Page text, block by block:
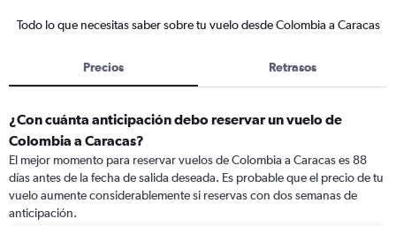
Todo lo que necesitas saber sobre tu vuelo desde Colombia a Caracas
Precios Retrasos
¿Con cuánta anticipación debo reservar un vuelo de
Colombia a Caracas?
El mejor momento para reservar vuelos de Colombia a Caracas es 88
días antes de la fecha de salida deseada. Es probable que el precio de tu
vuelo aumente considerablemente si reservas con dos semanas de
anticipación.